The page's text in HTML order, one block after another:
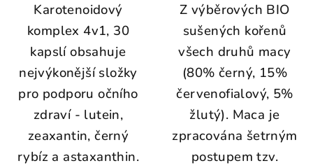
Karotenoidový
komplex 4v1, 30
kapslí obsahuje
nejvýkonější složky
pro podporu očního
zdraví - lutein,
zeaxantin, černý
rybíz a astaxanthin.
Z výběrových BIO
sušených kořenů
všech druhů macy
(80% černý, 15%
červenofialový, 5%
žlutý). Maca je
zpracována šetrným
postupem tzv.